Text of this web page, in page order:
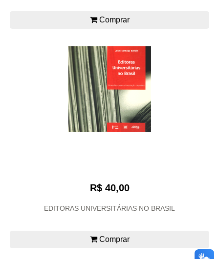
Comprar
R$ 40,00
EDITORAS UNIVERSITÁRIAS NO BRASIL
Comprar